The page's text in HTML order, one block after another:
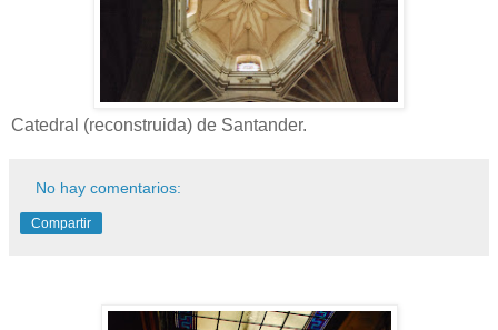
Catedral (reconstruida) de Santander.
No hay comentarios:
Compartir